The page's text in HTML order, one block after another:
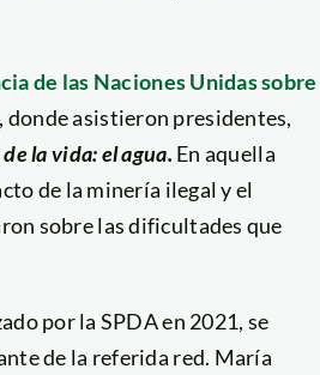
de las Naciones Unidas sobre
donde asistieron presidentes,
la vida: el agua. En aquella
de la minería ilegal y el
sobre las dificultades que
por la SPDA en 2021, se
de la referida red. María